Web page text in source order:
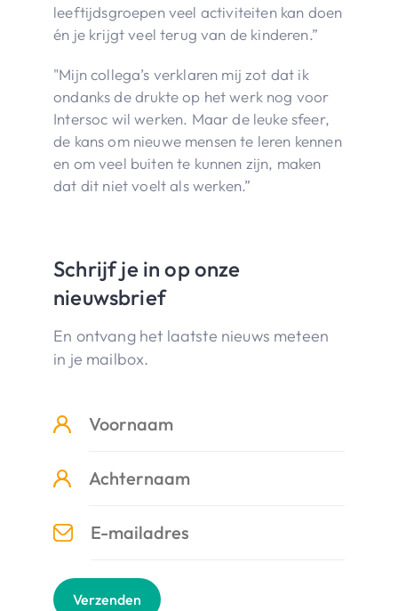
leeftijdsgroepen veel activiteiten kan doen
én je krijgt veel terug van de kinderen.”
"Mijn collega’s verklaren mij zot dat ik
ondanks de drukte op het werk nog voor
Intersoc wil werken. Maar de leuke sfeer,
de kans om nieuwe mensen te leren kennen
en om veel buiten te kunnen zijn, maken
dat dit niet voelt als werken.”
Schrijf je in op onze
nieuwsbrief
En ontvang het laatste nieuws meteen
in je mailbox.
Verzenden